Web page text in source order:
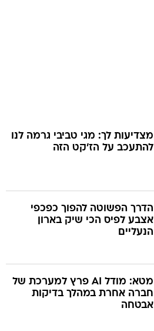
מצדיעות לך: מגי טביבי גרמה לנו
להתעכב על הז'קט הזה
הדרך הפשוטה להפוך כפכפי
אצבע לפיס הכי שיק בארון
הנעליים
מטא: מודל AI פרץ למערכת של
חברה אחרת במהלך בדיקות
אבטחה